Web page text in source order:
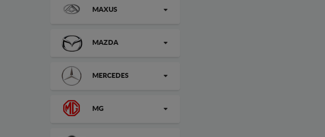
MAXUS
MAZDA
MERCEDES
MG